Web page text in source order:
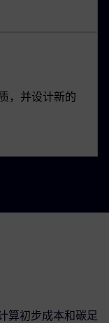
，并设计新的
算初步成本和碳足